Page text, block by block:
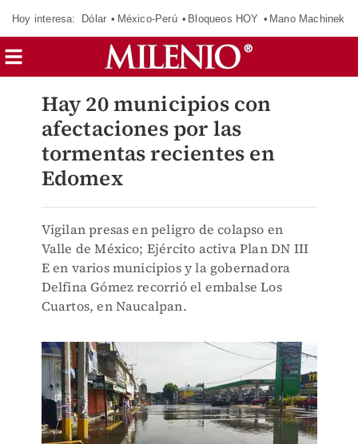
Hoy interesa: Dólar México-Perú Bloqueos HOY Mano Machinek
Hay 20 municipios con
afectaciones por las
tormentas recientes en
Edomex
Vigilan presas en peligro de colapso en
Valle de México; Ejército activa Plan DN III
E en varios municipios y la gobernadora
Delfina Gómez recorrió el embalse Los
Cuartos, en Naucalpan.